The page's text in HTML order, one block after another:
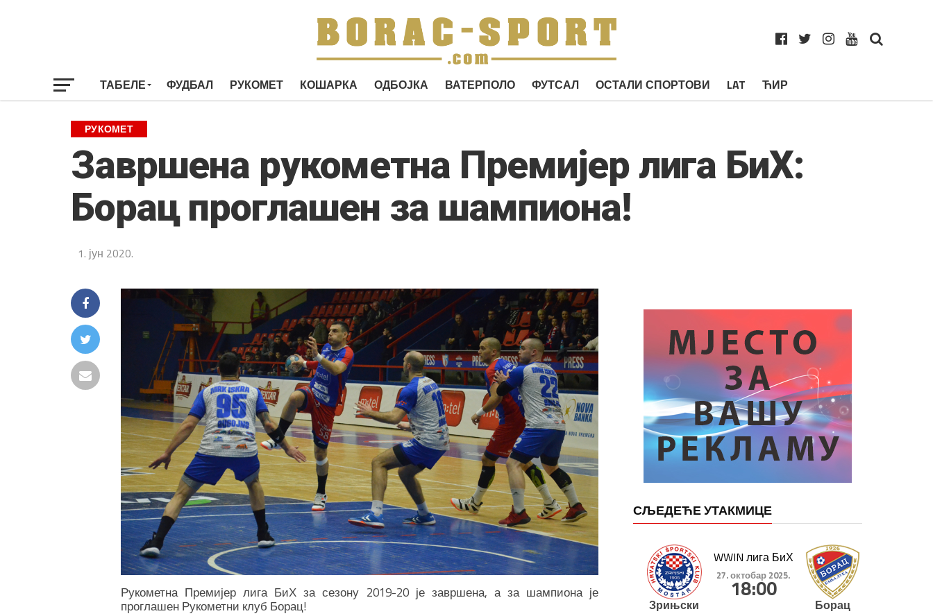
ТАБЕЛЕ ФУДБАЛ РУКОМЕТ КОШАРКА ОДБОЈКА ВАТЕРПОЛО ФУТСАЛ ОСТАЛИ СПОРТОВИ LAT ЋИР
РУКОМЕТ
Завршена рукометна Премијер лига БиХ:
Борац проглашен за шампиона!
1. јун 2020.
Рукометна Премијер лига БиХ за сезону 2019-20 је завршена, а за шампиона је
проглашен Рукометни клуб Борац!
СЉЕДЕЋЕ УТАКМИЦЕ
Зрињски
WWIN лига БиХ
27. октобар 2025.
18:00
Борац